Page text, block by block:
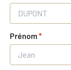
Prénom*